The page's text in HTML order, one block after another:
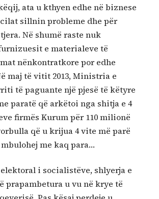
ata u kthyen edhe në biznese
sillnin probleme dhe për
Në shumë raste nuk
e materialeve të
nënkontratkore por edhe
maj të vitit 2013, Ministria e
të paguante një pjesë të këtyre
paratë që arkëtoi nga shitja e 4
firmës Kurum për 110 milionë
që u krijua 4 vite më parë
me kaq para…
i socialistëve, shlyerja e
prapambetura u vu në krye të